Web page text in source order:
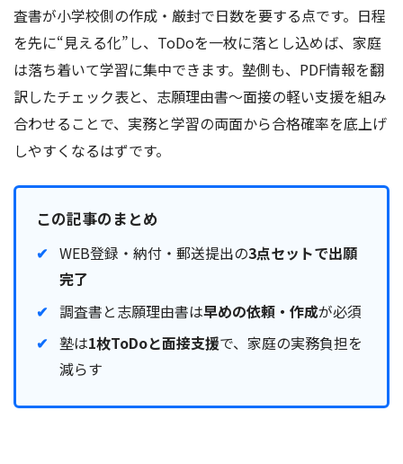
査書が小学校側の作成・厳封で日数を要する点です。日程
を先に“見える化”し、ToDoを一枚に落とし込めば、家庭
は落ち着いて学習に集中できます。塾側も、PDF情報を翻
訳したチェック表と、志願理由書〜面接の軽い支援を組み
合わせることで、実務と学習の両面から合格確率を底上げ
しやすくなるはずです。
この記事のまとめ
WEB登録・納付・郵送提出の3点セットで出願
完了
調査書と志願理由書は早めの依頼・作成が必須
塾は1枚ToDoと面接支援で、家庭の実務負担を
減らす